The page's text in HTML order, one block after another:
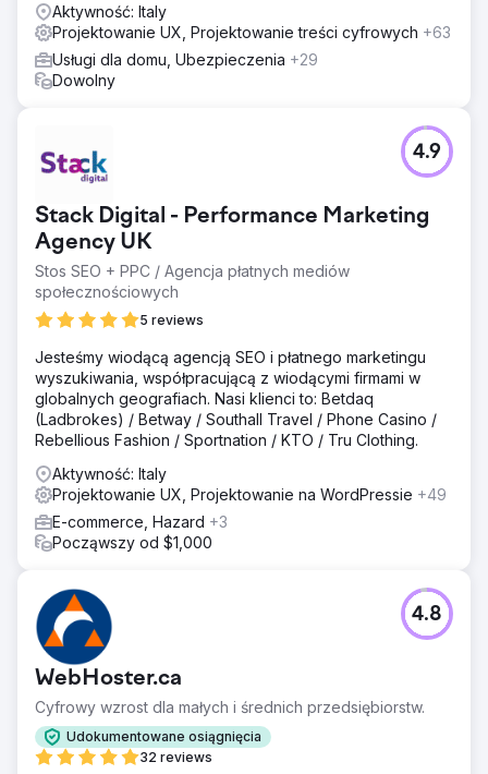
Aktywność: Italy
Projektowanie UX, Projektowanie treści cyfrowych +63
Usługi dla domu, Ubezpieczenia +29
Dowolny
Stack Digital - Performance Marketing
Agency UK
Stos SEO + PPC / Agencja płatnych mediów
społecznościowych
5 reviews
4.9
Jesteśmy wiodącą agencją SEO i płatnego marketingu
wyszukiwania, współpracującą z wiodącymi firmami w
globalnych geografiach. Nasi klienci to: Betdaq
(Ladbrokes) / Betway / Southall Travel / Phone Casino /
Rebellious Fashion / Sportnation / KTO / Tru Clothing.
Aktywność: Italy
Projektowanie UX, Projektowanie na WordPressie +49
E-commerce, Hazard +3
Począwszy od $1,000
WebHoster.ca
Cyfrowy wzrost dla małych i średnich przedsiębiorstw.
Udokumentowane osiągnięcia
32 reviews
4.8